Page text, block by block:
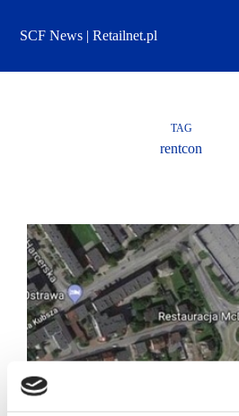
treściSCF News | Retailnet.pl
TAG
rentcon